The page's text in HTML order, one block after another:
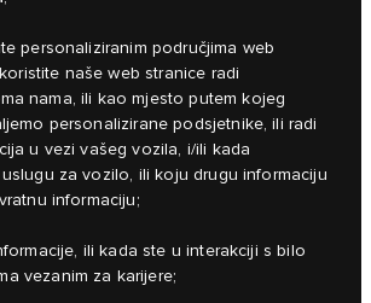
personaliziranim područjima web
naše web stranice radi
nama, ili kao mjesto putem kojeg
personalizirane podsjetnike, ili radi
u vezi vašeg vozila, i/ili kada
za vozilo, ili koju drugu informaciju
informaciju;
ili kada ste u interakciji s bilo
vezanim za karijere;